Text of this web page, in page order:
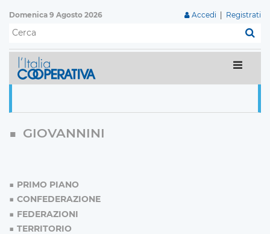
Domenica 9 Agosto 2026 Accedi Registrati
GIOVANNINI
PRIMO PIANO
CONFEDERAZIONE
FEDERAZIONI
TERRITORIO